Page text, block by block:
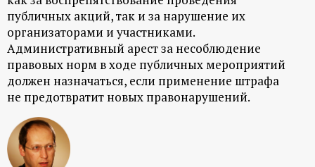
публичных акций, так и за нарушение их
организаторами и участниками.
Административный арест за несоблюдение
правовых норм в ходе публичных мероприятий
должен назначаться, если применение штрафа
не предотвратит новых правонарушений.